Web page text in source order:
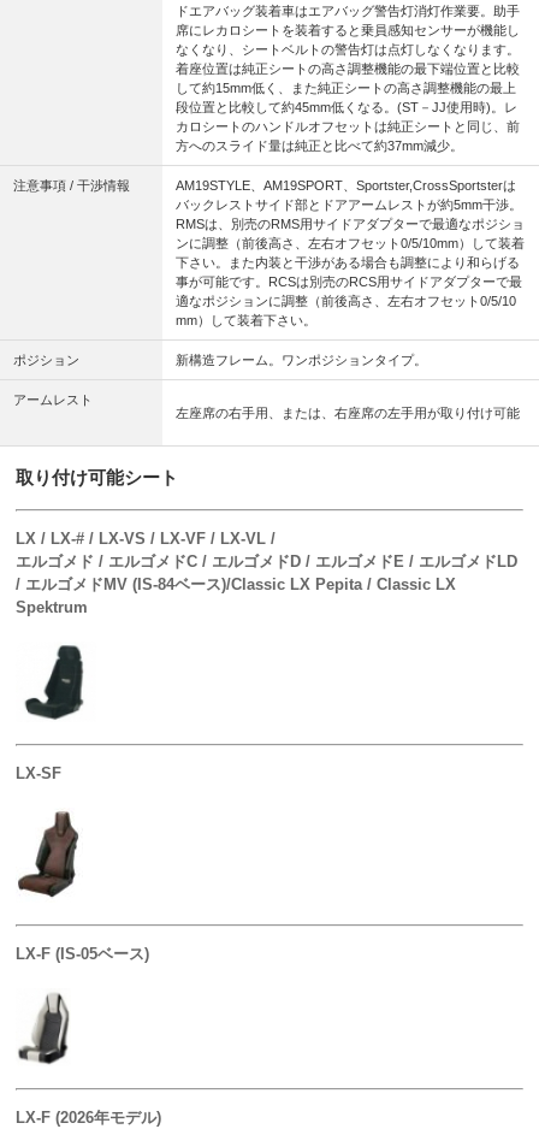
ドエアバッグ装着車はエアバッグ警告灯消灯作業要。助手
席にレカロシートを装着すると乗員感知センサーが機能し
なくなり、シートベルトの警告灯は点灯しなくなります。
着座位置は純正シートの高さ調整機能の最下端位置と比較
して約15mm低く、また純正シートの高さ調整機能の最上
段位置と比較して約45mm低くなる。(ST－JJ使用時)。レ
カロシートのハンドルオフセットは純正シートと同じ、前
方へのスライド量は純正と比べて約37mm減少。
注意事項 / 干渉情報
AM19STYLE、AM19SPORT、Sportster,CrossSportsterは
バックレストサイド部とドアアームレストが約5mm干渉。
RMSは、別売のRMS用サイドアダプターで最適なポジショ
ンに調整（前後高さ、左右オフセット0/5/10mm）して装着
下さい。また内装と干渉がある場合も調整により和らげる
事が可能です。RCSは別売のRCS用サイドアダプターで最
適なポジションに調整（前後高さ、左右オフセット0/5/10
mm）して装着下さい。
ポジション 新構造フレーム。ワンポジションタイプ。
アームレスト
左座席の右手用、または、右座席の左手用が取り付け可能
取り付け可能シート
LX / LX-# / LX-VS / LX-VF / LX-VL /
エルゴメド / エルゴメドC / エルゴメドD / エルゴメドE / エルゴメドLD
/ エルゴメドMV (IS-84ベース)/Classic LX Pepita / Classic LX
Spektrum
LX-SF
LX-F (IS-05ベース)
LX-F (2026年モデル)